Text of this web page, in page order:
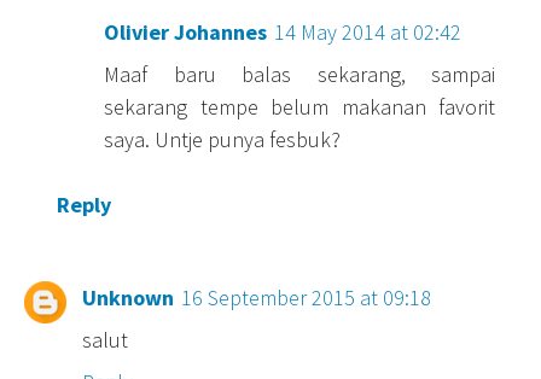
Olivier Johannes 14 May 2014 at 02:42
Maaf baru balas sekarang, sampai
sekarang tempe belum makanan favorit
saya. Untje punya fesbuk?
Reply
Unknown 16 September 2015 at 09:18
salut